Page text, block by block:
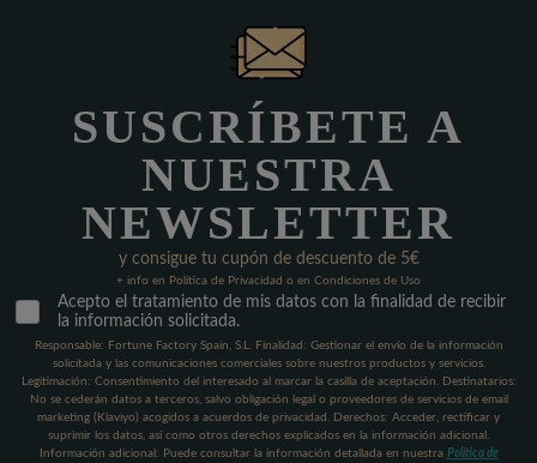
SUSCRÍBETE A
NUESTRA
NEWSLETTER
y consigue tu cupón de descuento de 5€
+ info en Política de Privacidad o en Condiciones de Uso
Acepto el tratamiento de mis datos con la finalidad de recibir
la información solicitada.
Responsable: Fortune Factory Spain, S.L. Finalidad: Gestionar el envío de la información
solicitada y las comunicaciones comerciales sobre nuestros productos y servicios.
Legitimación: Consentimiento del interesado al marcar la casilla de aceptación. Destinatarios:
No se cederán datos a terceros, salvo obligación legal o proveedores de servicios de email
marketing (Klaviyo) acogidos a acuerdos de privacidad. Derechos: Acceder, rectificar y
suprimir los datos, así como otros derechos explicados en la información adicional.
Información adicional: Puede consultar la información detallada en nuestra Política de